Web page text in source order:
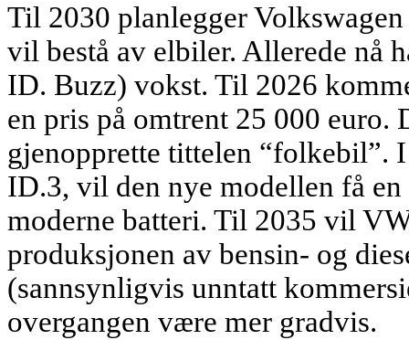
Til 2030 planlegger
vil bestå av elbiler. Allerede nå
ID. Buzz) vokst. Til 2026
en pris på omtrent 25 000 euro.
gjenopprette tittelen “folkebil”.
ID.3, vil den nye modellen få
moderne batteri. Til 2035 vil
produksjonen av bensin- og
(sannsynligvis unntatt
overgangen være mer gradvis.